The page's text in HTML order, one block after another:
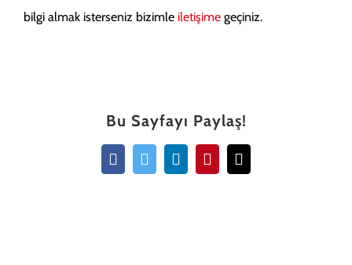
bilgi almak isterseniz bizimle iletişimegeçiniz.
Bu Sayfayı Paylaş!
Facebook
TwitterLinkedInPinterestEmail